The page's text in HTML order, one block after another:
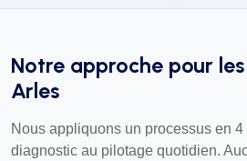
Notre approche pour
Arles
Nous appliquons un processus en
diagnostic au pilotage quotidien.